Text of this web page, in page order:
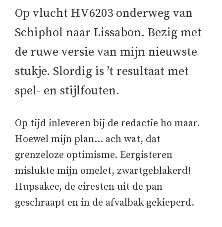
fanaten
Op vlucht HV6203 onderweg van
Schiphol naar Lissabon. Bezig met
de ruwe versie van mijn nieuwste
stukje. Slordig is ’t resultaat met
spel- en stijlfouten.
Op tijd inleveren bij de redactie ho maar.
Hoewel mijn plan… ach wat, dat
grenzeloze optimisme. Eergisteren
mislukte mijn omelet, zwartgeblakerd!
Hupsakee, de eiresten uit de pan
geschraapt en in de afvalbak gekieperd.